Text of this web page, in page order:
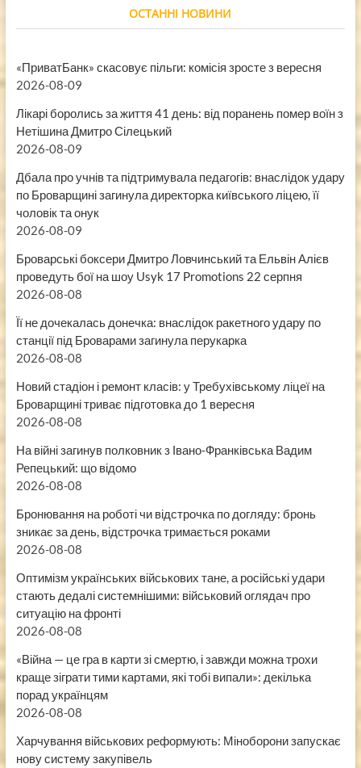
ОСТАННІ НОВИНИ
«ПриватБанк» скасовує пільги: комісія зросте з вересня
2026-08-09
Лікарі боролись за життя 41 день: від поранень помер воїн з
Нетішина Дмитро Сілецький
2026-08-09
Дбала про учнів та підтримувала педагогів: внаслідок удару
по Броварщині загинула директорка київського ліцею, її
чоловік та онук
2026-08-09
Броварські боксери Дмитро Ловчинський та Ельвін Алієв
проведуть бої на шоу Usyk 17 Promotions 22 серпня
2026-08-08
Її не дочекалась донечка: внаслідок ракетного удару по
станції під Броварами загинула перукарка
2026-08-08
Новий стадіон і ремонт класів: у Требухівському ліцеї на
Броварщині триває підготовка до 1 вересня
2026-08-08
На війні загинув полковник з Івано-Франківська Вадим
Репецький: що відомо
2026-08-08
Бронювання на роботі чи відстрочка по догляду: бронь
зникає за день, відстрочка тримається роками
2026-08-08
Оптимізм українських військових тане, а російські удари
стають дедалі системнішими: військовий оглядач про
ситуацію на фронті
2026-08-08
«Війна — це гра в карти зі смертю, і завжди можна трохи
краще зіграти тими картами, які тобі випали»: декілька
порад українцям
2026-08-08
Харчування військових реформують: Міноборони запускає
нову систему закупівель